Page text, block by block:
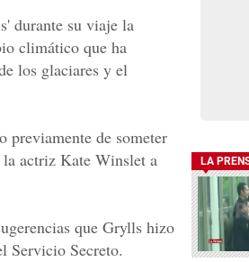
durante su viaje la
climático que ha
los glaciares y el
previamente de someter
actriz Kate Winslet a
que Grylls hizo
Servicio Secreto.
LA